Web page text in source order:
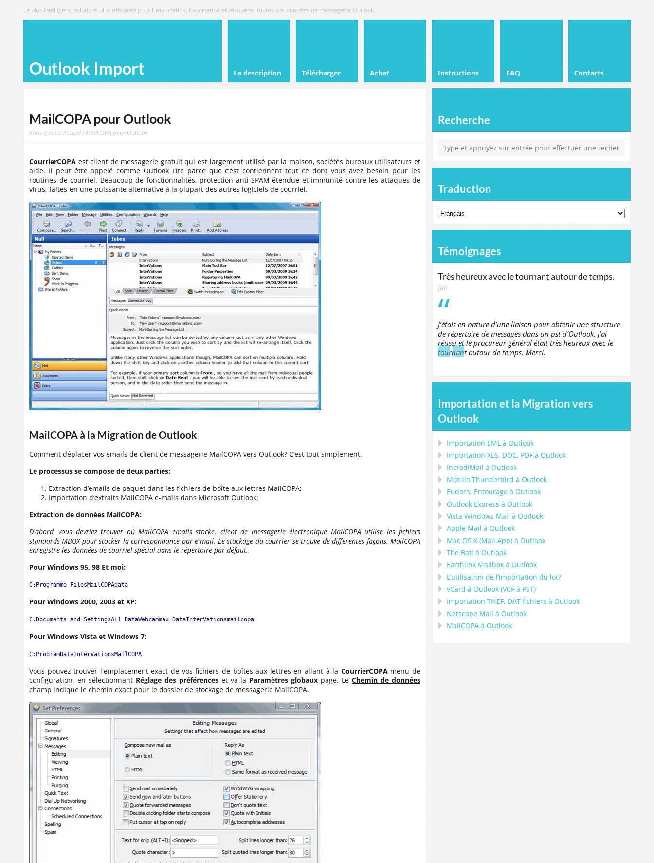
Le plus intelligent, solutions plus efficaces pour l’importation, Exportation et récupérer toutes vos données de messagerie Outlook.
Outlook Import La description Télécharger Achat Instructions FAQ Contacts
MailCOPA pour Outlook
Vous êtes ici:Accueil/ MailCOPA pour Outlook
CourrierCOPA est client de messagerie gratuit qui est largement utilisé par la maison, sociétés bureaux utilisateurs et
aide. Il peut être appelé comme Outlook Lite parce que c’est contiennent tout ce dont vous avez besoin pour les
routines de courriel. Beaucoup de fonctionnalités, protection anti-SPAM étendue et immunité contre les attaques de
virus, faites-en une puissante alternative à la plupart des autres logiciels de courriel.
MailCOPA à la Migration de Outlook
Comment déplacer vos emails de client de messagerie MailCOPA vers Outlook? C’est tout simplement.
Le processus se compose de deux parties:
Extraction d’emails de paquet dans les fichiers de boîte aux lettres MailCOPA;
Importation d’extraits MailCOPA e-mails dans Microsoft Outlook;
Extraction de données MailCOPA:
D'abord, vous devriez trouver où MailCOPA emails stocke. client de messagerie électronique MailCOPA utilise les fichiers
standards MBOX pour stocker la correspondance par e-mail. Le stockage du courrier se trouve de différentes façons. MailCOPA
enregistre les données de courriel spécial dans le répertoire par défaut.
Pour Windows 95, 98 Et moi:
C:Programme FilesMailCOPAdata
Pour Windows 2000, 2003 et XP:
C:Documents and SettingsAll DataWebcammax DataInterVationsmailcopa
Pour Windows Vista et Windows 7:
C:ProgramDataInterVationsMailCOPA
Vous pouvez trouver l'emplacement exact de vos fichiers de boîtes aux lettres en allant à la CourrierCOPAmenu de
configuration, en sélectionnant Réglage des préférenceset va la Paramètres globaux page. LeChemin de données
champ indique le chemin exact pour le dossier de stockage de messagerie MailCOPA.
Recherche
Traduction
Témoignages
Très heureux avec le tournant autour de temps.
Jim
J’étais en nature d’une liaison pour obtenir une structure
de répertoire de messages dans un pst d’Outlook. J’ai
réussi et le procureur général était très heureux avec le
tournant autour de temps. Merci.
← →
Importation et la Migration vers
Outlook
Importation EML à Outlook
Importation XLS, DOC, PDF à Outlook
IncrediMail à Outlook
Mozilla Thunderbird à Outlook
Eudora, Entourage à Outlook
Outlook Express à Outlook
Vista Windows Mail à Outlook
Apple Mail à Outlook
Mac OS X (Mail.App) à Outlook
The Bat! à Outlook
Earthlink Mailbox à Outlook
L’utilisation de l’importation du lot?
vCard à Outlook (VCF à PST)
Importation TNEF, DAT fichiers à Outlook
Netscape Mail à Outlook
MailCOPA à Outlook